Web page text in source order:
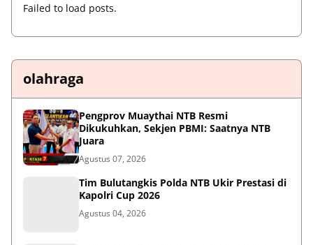
Failed to load posts.
olahraga
Pengprov Muaythai NTB Resmi
Dikukuhkan, Sekjen PBMI: Saatnya NTB
Juara
Agustus 07, 2026
Tim Bulutangkis Polda NTB Ukir Prestasi di
Kapolri Cup 2026
Agustus 04, 2026